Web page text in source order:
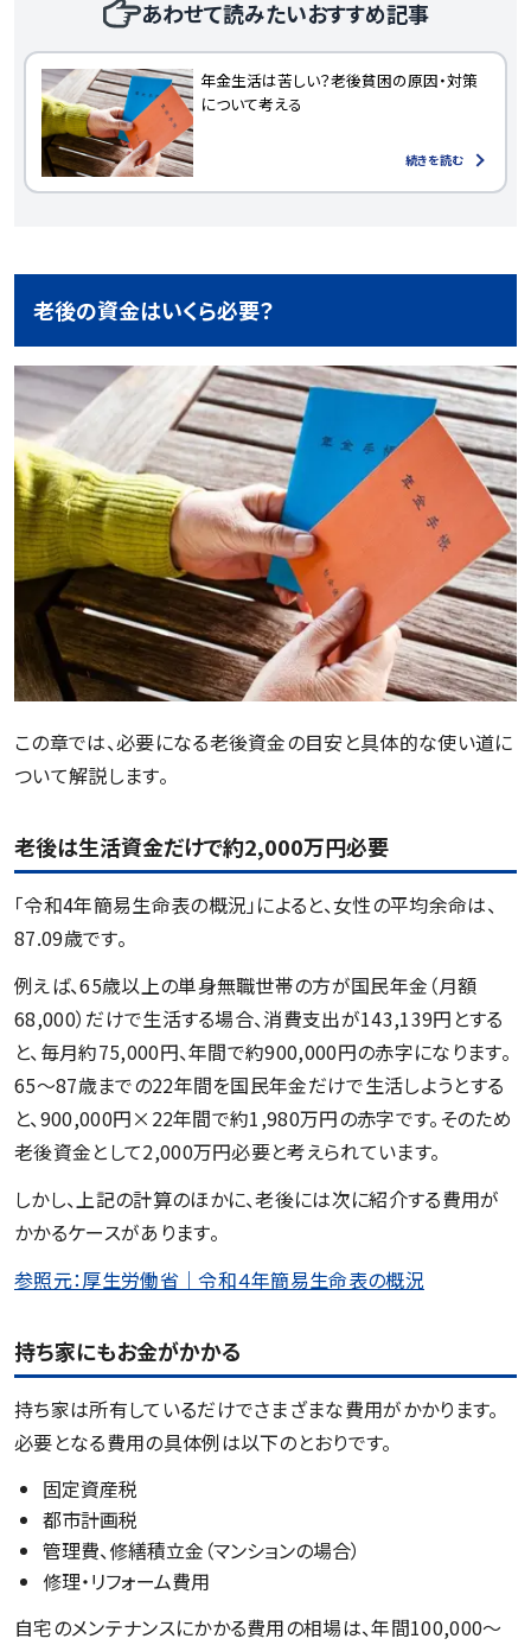
あわせて読みたいおすすめ記事
年金生活は苦しい？老後貧困の原因・対策
について考える
続きを読む
老後の資金はいくら必要？
この章では、必要になる老後資金の目安と具体的な使い道に
ついて解説します。
老後は生活資金だけで約2,000万円必要
「令和4年簡易生命表の概況」によると、女性の平均余命は、
87.09歳です。
例えば、65歳以上の単身無職世帯の方が国民年金（月額
68,000）だけで生活する場合、消費支出が143,139円とする
と、毎月約75,000円、年間で約900,000円の赤字になります。
65〜87歳までの22年間を国民年金だけで生活しようとする
と、900,000円×22年間で約1,980万円の赤字です。そのため
老後資金として2,000万円必要と考えられています。
しかし、上記の計算のほかに、老後には次に紹介する費用が
かかるケースがあります。
参照元：厚生労働省｜令和４年簡易生命表の概況
持ち家にもお金がかかる
持ち家は所有しているだけでさまざまな費用がかかります。
必要となる費用の具体例は以下のとおりです。
固定資産税
都市計画税
管理費、修繕積立金（マンションの場合）
修理・リフォーム費用
自宅のメンテナンスにかかる費用の相場は、年間100,000～